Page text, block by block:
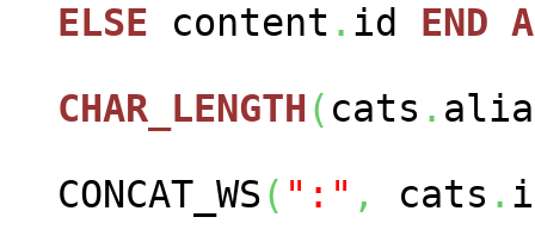
ELSE content . id END
CHAR_LENGTH( cats .
CONCAT_WS( ":" , cats .